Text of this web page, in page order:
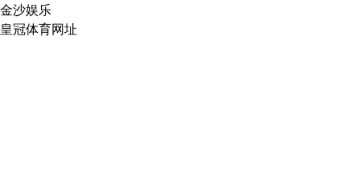
金沙娱乐
皇冠体育网址